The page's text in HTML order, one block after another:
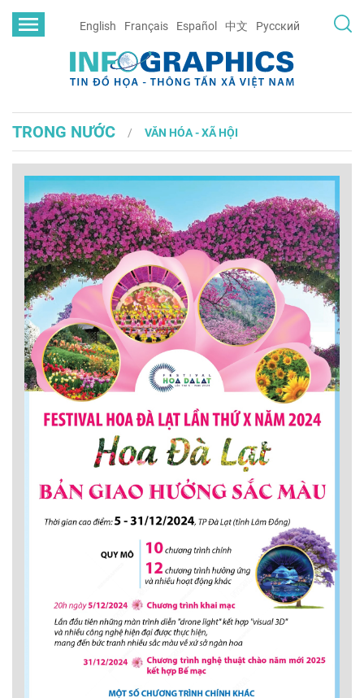
English Français Español 中文 Русский
TRONG NƯỚC VĂN HÓA - XÃ HỘI